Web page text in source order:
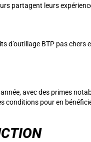
partagent leurs
d’outillage BTP pas chers
avec des primes
pour en